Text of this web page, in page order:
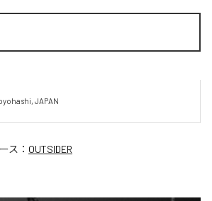
JAPAN
ス： OUTSIDER